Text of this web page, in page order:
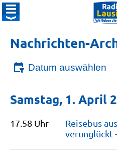
Nachrichten-
Datum auswählen
Samstag, 1. April
17.58 Uhr
Reisebus
verunglückt